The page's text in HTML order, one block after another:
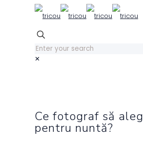
✕
Ce fotograf să aleg
pentru nuntă?